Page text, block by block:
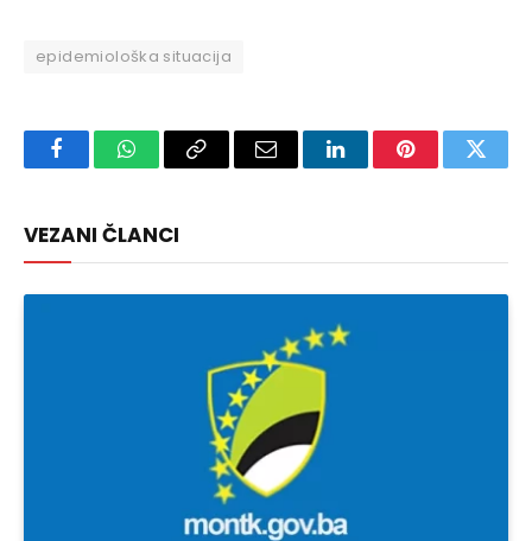
epidemiološka situacija
FacebookWhatsAppCopy
Email LinkedInPinterest
VEZANI ČLANCI